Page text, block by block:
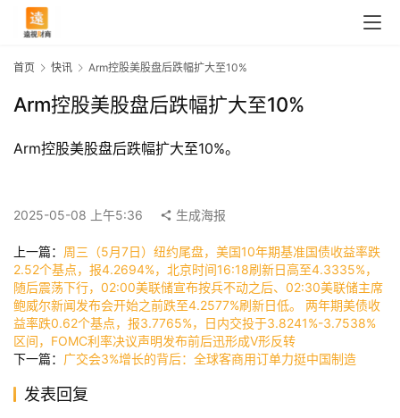
首
页
快
讯
首页 快讯 Arm控股美股盘后跌幅扩大至10%
Arm控股美股盘后跌幅扩大至10%
Arm控股美股盘后跌幅扩大至10%。
2025-05-08 上午5:36 生成海报
上一篇： 周三（5月7日）纽约尾盘，美国10年期基准国债收益率跌
2.52个基点，报4.2694%，北京时间16:18刷新日高至4.3335%，
随后震荡下行，02:00美联储宣布按兵不动之后、02:30美联储主席
鲍威尔新闻发布会开始之前跌至4.2577%刷新日低。 两年期美债收
益率跌0.62个基点，报3.7765%，日内交投于3.8241%-3.7538%
区间，FOMC利率决议声明发布前后迅形成V形反转
下一篇： 广交会3%增长的背后：全球客商用订单力挺中国制造
发表回复